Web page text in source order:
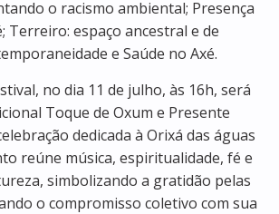
o racismo ambiental; Presença
Terreiro: espaço ancestral e de
e Saúde no Axé.
no dia 11 de julho, às 16h, será
Toque de Oxum e Presente
dedicada à Orixá das águas
reúne música, espiritualidade, fé e
simbolizando a gratidão pelas
o compromisso coletivo com sua